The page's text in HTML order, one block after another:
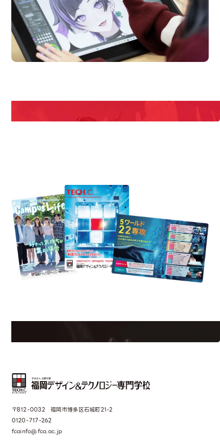
Campus Open
Information
〒812-0032 福岡市博多区石城町21-2
0120-717-262
fcainfo@fca.ac.jp